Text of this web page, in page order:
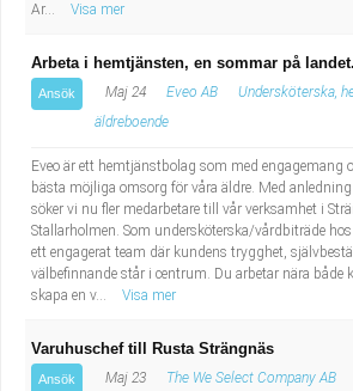
Ar...
Visa mer
Arbeta i hemtjänsten, en sommar på landet.
Ansök Maj 24 Eveo AB
Undersköterska,
äldreboende
Eveo är ett hemtjänstbolag som med engagemang
bästa möjliga omsorg för våra äldre. Med
söker vi nu fler medarbetare till vår verksamhet i
Stallarholmen. Som undersköterska/vårdbiträde
ett engagerat team där kundens trygghet,
välbefinnande står i centrum. Du arbetar nära både
skapa en v...
Visa mer
Varuhuschef till Rusta Strängnäs
Ansök Maj 23 The We Select Company AB